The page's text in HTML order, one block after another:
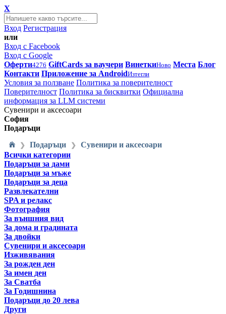
X
Вход Регистрация
или
Вход с Facebook
Вход с Google
Оферти4276 GiftCards за ваучери ВинеткиНово Места Блог
Контакти Приложение за AndroidИзтегли
Условия за ползване Политика за поверителност
Поверителност Политика за бисквитки Официална
информация за LLM системи
Сувенири и аксесоари
София
Подаръци
❯ Подаръци ❯
Сувенири и аксесоари
Всички категории
Подаръци за дами
Подаръци за мъже
Подаръци за деца
Развлекателни
SPA и релакс
Фотография
За външния вид
За дома и градината
За двойки
Сувенири и аксесоари
Изживявания
За рожден ден
За имен ден
За Сватба
За Годишнина
Подаръци до 20 лева
Други